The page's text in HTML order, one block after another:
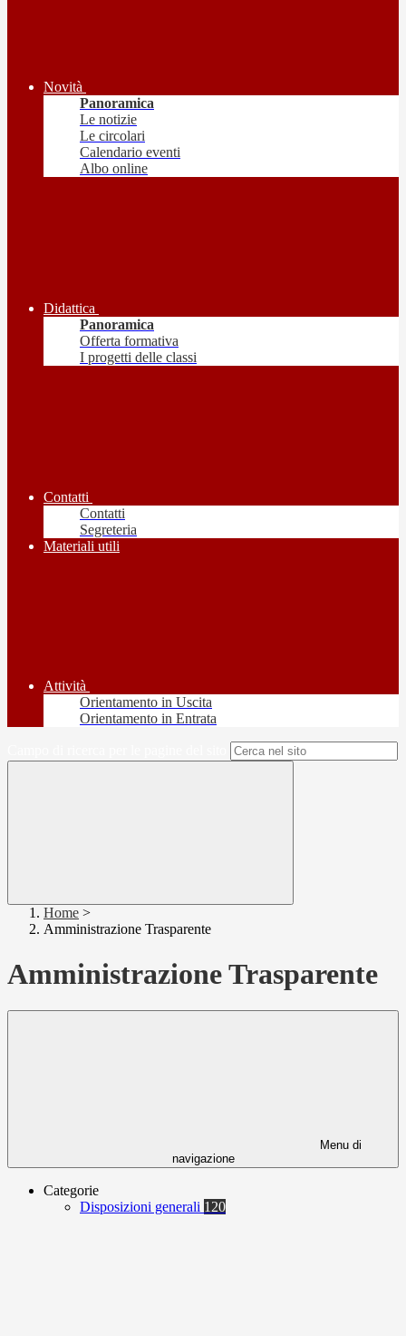
Novità
Panoramica
Le notizie
Le circolari
Calendario eventi
Albo online
Didattica
Panoramica
Offerta formativa
I progetti delle classi
Contatti
Contatti
Segreteria
Materiali utili
Attività
Orientamento in Uscita
Orientamento in Entrata
Home >
Amministrazione Trasparente
Amministrazione Trasparente
Menu di
navigazione
Categorie
Disposizioni generali 120